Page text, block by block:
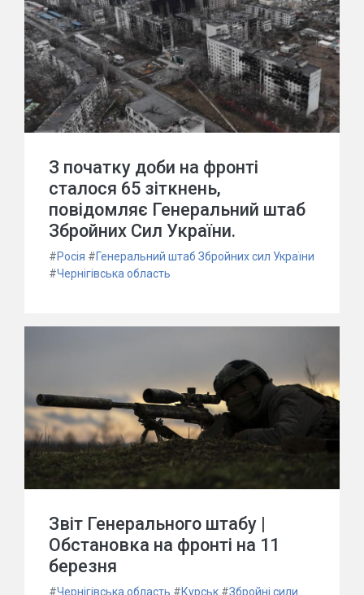
З початку доби на фронті
сталося 65 зіткнень,
повідомляє Генеральний штаб
Збройних Сил України.
#Росія #Генеральний штаб Збройних сил України
#Чернігівська область
Звіт Генерального штабу |
Обстановка на фронті на 11
березня
#Чернігівська область #Курськ #Збройні сили